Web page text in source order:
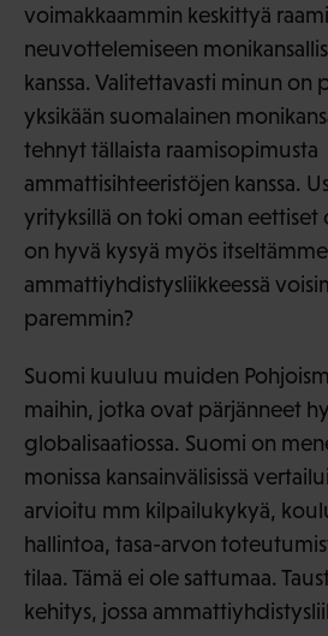
voimakkaammin keskittyä
neuvottelemiseen
kanssa. Valitettavasti minun on
yksikään suomalainen
tehnyt tällaista raamisopimusta
ammattisihteeristöjen kanssa.
yrityksillä on toki oman eettiset
on hyvä kysyä myös
ammattiyhdistysliikkeessä
paremmin?
Suomi kuuluu muiden
maihin, jotka ovat pärjänneet
globalisaatiossa. Suomi on
monissa kansainvälisissä
arvioitu mm kilpailukykyä,
hallintoa, tasa-arvon
tilaa. Tämä ei ole sattumaa.
kehitys, jossa